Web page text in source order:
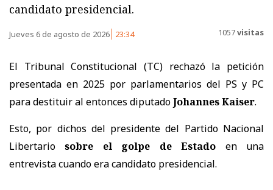
candidato presidencial.
Jueves 6 de agosto de 2026 23:34 1057visitas
El Tribunal Constitucional (TC) rechazó la petición
presentada en 2025 por parlamentarios del PS y PC
para destituir al entonces diputadoJohannes Kaiser.
Esto, por dichos del presidente del Partido Nacional
Libertario sobre el golpe de Estado en una
entrevista cuando era candidato presidencial.